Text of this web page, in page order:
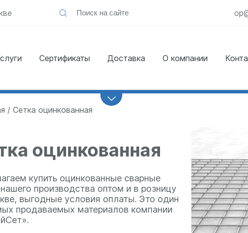
Сертификаты Доставка О компании
Сетка оцинкованная
оцинкованная
купить оцинкованные сварные
производства оптом и в розницу
выгодные условия оплаты. Это один
продаваемых материалов компании